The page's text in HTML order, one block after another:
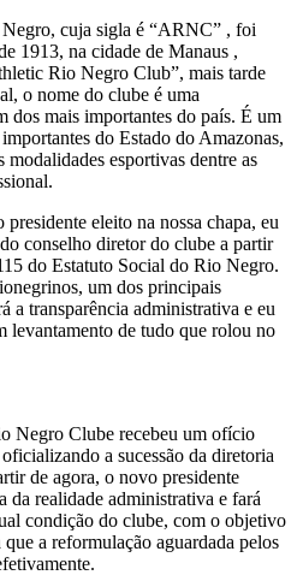
cuja sigla é “ARNC” , foi
1913, na cidade de Manaus ,
Rio Negro Club”, mais tarde
o nome do clube é uma
dos mais importantes do país. É um
do Estado do Amazonas,
modalidades esportivas dentre as
eleito na nossa chapa, eu
conselho diretor do clube a partir
do Estatuto Social do Rio Negro.
um dos principais
a transparência administrativa e eu
levantamento de tudo que rolou no
Negro Clube recebeu um ofício
a sucessão da diretoria
de agora, o novo presidente
da realidade administrativa e fará
condição do clube, com o objetivo
a reformulação aguardada pelos